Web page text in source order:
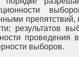
результатов
проведения
выборов.